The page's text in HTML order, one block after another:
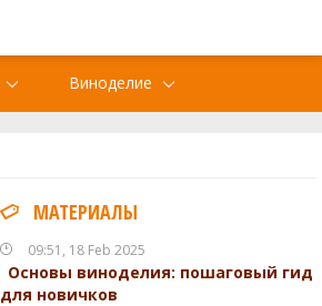
Виноделие
МАТЕРИАЛЫ
09:51, 18 Feb 2025
Основы виноделия: пошаговый гид
для новичков